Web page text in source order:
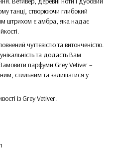
танці, створюючи глибокий
штрихом є амбра, яка надає
чуттєвістю та витонченістю.
та додасть Вам
парфуми Grey Vetiver –
стильним та залишатися у
із Grey Vetiver.